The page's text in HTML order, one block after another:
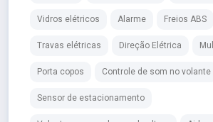
Vidros elétricos Alarme Freios ABS
Travas elétricas Direção Elétrica
Porta copos Controle de som no volante
Sensor de estacionamento